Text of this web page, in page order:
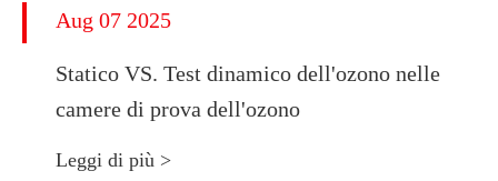
Aug 07 2025
Statico VS. Test dinamico dell'ozono nelle
camere di prova dell'ozono
Leggi di più >